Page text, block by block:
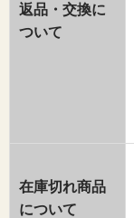
返品・交換に
ついて
在庫切れ商品
について